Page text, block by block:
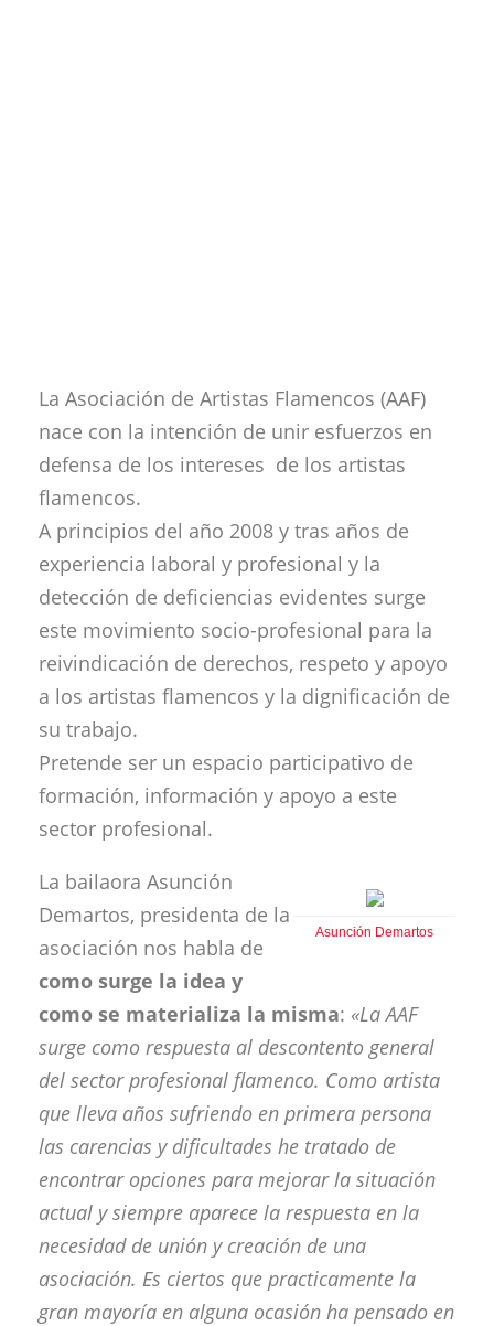
La Asociación de Artistas Flamencos (AAF)
nace con la intención de unir esfuerzos en
defensa de los intereses de los artistas
flamencos.
A principios del año 2008 y tras años de
experiencia laboral y profesional y la
detección de deficiencias evidentes surge
este movimiento socio-profesional para la
reivindicación de derechos, respeto y apoyo
a los artistas flamencos y la dignificación de
su trabajo.
Pretende ser un espacio participativo de
formación, información y apoyo a este
sector profesional.
Asunción Demartos
La bailaora Asunción
Demartos, presidenta de la
asociación nos habla de
como surge la idea y
como se materializa la misma: «La AAF
surge como respuesta al descontento general
del sector profesional flamenco. Como artista
que lleva años sufriendo en primera persona
las carencias y dificultades he tratado de
encontrar opciones para mejorar la situación
actual y siempre aparece la respuesta en la
necesidad de unión y creación de una
asociación. Es ciertos que practicamente la
gran mayoría en alguna ocasión ha pensado en